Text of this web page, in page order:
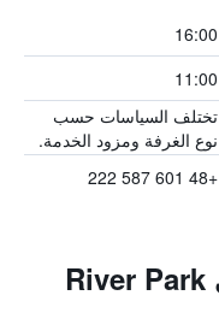
16:00
11:00
تختلف السياسات حسب
نوع الغرفة ومزود الخدمة.
+48 601 587 222
المزايا ووسائل الراحة في River Park